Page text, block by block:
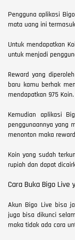
Pengguna aplikasi
mata uang ini
Untuk mendapatkan
untuk menjadi
Reward yang
baru kamu berhak
mendapatkan 975 Koin.
Kemudian aplikasi
penggunaannya yang
menonton maka
Koin yang sudah
rupiah dan dapat
Cara Buka Bigo Live
Akun Bigo Live bisa
juga bisa dikunci
maka tidak ada cara